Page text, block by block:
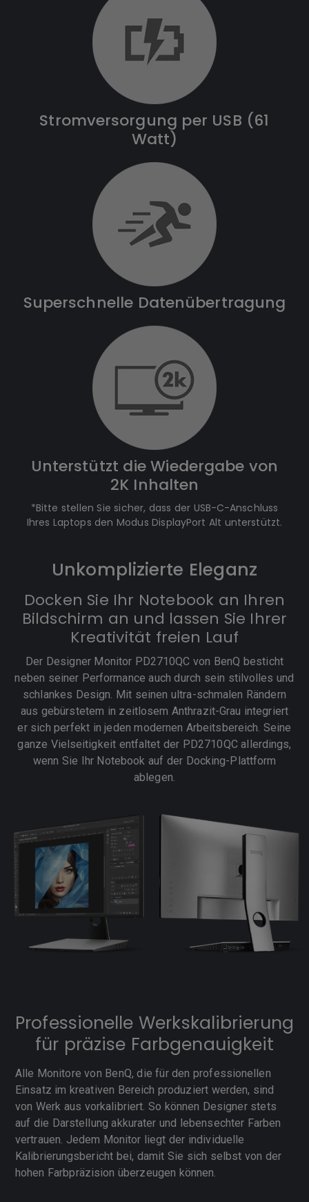
Stromversorgung per USB (61
Watt)
Superschnelle Datenübertragung
Unterstützt die Wiedergabe von
2K Inhalten
*Bitte stellen Sie sicher, dass der USB-C-Anschluss
Ihres Laptops den Modus DisplayPort Alt unterstützt.
Unkomplizierte Eleganz
Docken Sie Ihr Notebook an Ihren
Bildschirm an und lassen Sie Ihrer
Kreativität freien Lauf
Der Designer Monitor PD2710QC von BenQ besticht
neben seiner Performance auch durch sein stilvolles und
schlankes Design. Mit seinen ultra-schmalen Rändern
aus gebürstetem in zeitlosem Anthrazit-Grau integriert
er sich perfekt in jeden modernen Arbeitsbereich. Seine
ganze Vielseitigkeit entfaltet der PD2710QC allerdings,
wenn Sie Ihr Notebook auf der Docking-Plattform
ablegen.
Professionelle Werkskalibrierung
für präzise Farbgenauigkeit
Alle Monitore von BenQ, die für den professionellen
Einsatz im kreativen Bereich produziert werden, sind
von Werk aus vorkalibriert. So können Designer stets
auf die Darstellung akkurater und lebensechter Farben
vertrauen. Jedem Monitor liegt der individuelle
Kalibrierungsbericht bei, damit Sie sich selbst von der
hohen Farbpräzision überzeugen können.